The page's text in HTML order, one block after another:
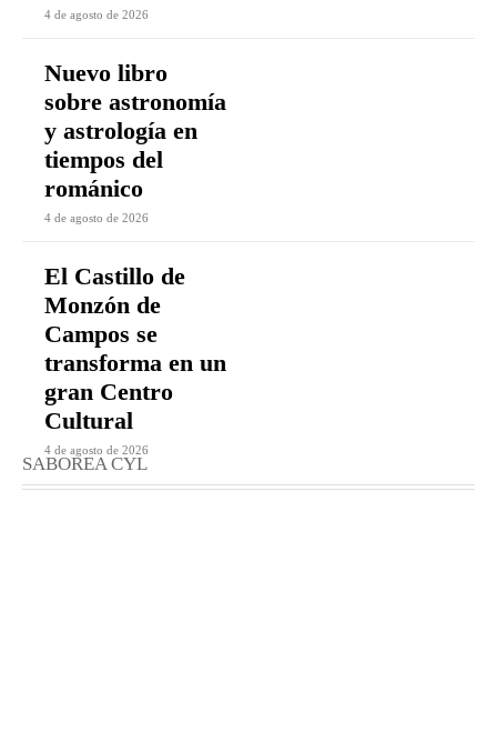
4 de agosto de 2026
Nuevo libro
sobre astronomía
y astrología en
tiempos del
románico
4 de agosto de 2026
El Castillo de
Monzón de
Campos se
transforma en un
gran Centro
Cultural
4 de agosto de 2026
SABOREA CYL